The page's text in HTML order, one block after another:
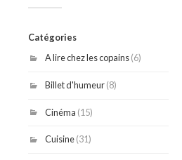
Catégories
A lire chez les copains(6)
Billet d'humeur(8)
Cinéma (15)
Cuisine(31)